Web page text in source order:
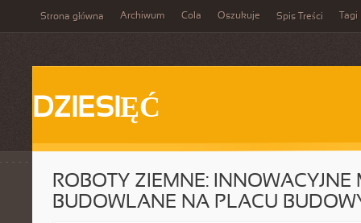
Strona główna Archiwum Cola Oszukuje Spis Treści Tagi
DZIESIĘĆ
ROBOTY ZIEMNE: INNOWACYJNE
BUDOWLANE NA PLACU